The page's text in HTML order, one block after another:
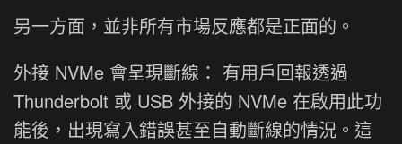
另一方面，並非所有市場反應都是正面的。
外接 NVMe 會呈現斷線： 有用戶回報透過
Thunderbolt 或 USB 外接的 NVMe 在啟用此功
能後，出現寫入錯誤甚至自動斷線的情況。這